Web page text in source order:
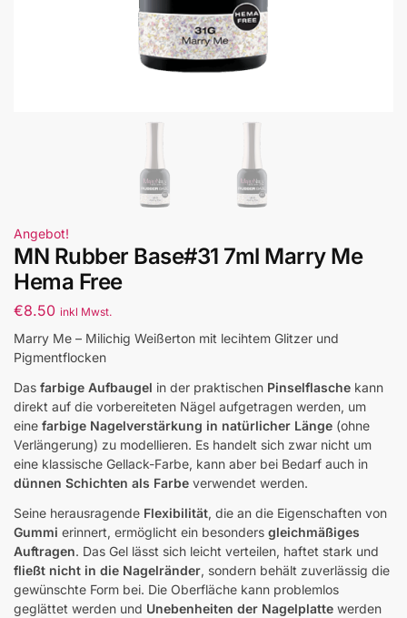
Angebot!
MN Rubber Base#31 7ml Marry Me
Hema Free
€8.50 inkl Mwst.
Marry Me – Milichig Weißerton mit lecihtem Glitzer und
Pigmentflocken
Das farbige Aufbaugel in der praktischen Pinselflasche kann
direkt auf die vorbereiteten Nägel aufgetragen werden, um
eine farbige Nagelverstärkung in natürlicher Länge (ohne
Verlängerung) zu modellieren. Es handelt sich zwar nicht um
eine klassische Gellack-Farbe, kann aber bei Bedarf auch in
dünnen Schichten als Farbe verwendet werden.
Seine herausragende Flexibilität, die an die Eigenschaften von
Gummi erinnert, ermöglicht ein besonders gleichmäßiges
Auftragen. Das Gel lässt sich leicht verteilen, haftet stark und
fließt nicht in die Nagelränder, sondern behält zuverlässig die
gewünschte Form bei. Die Oberfläche kann problemlos
geglättet werden und Unebenheiten der Nagelplatte werden